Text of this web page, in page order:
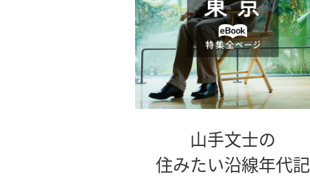
山手文士の
住みたい沿線年代記